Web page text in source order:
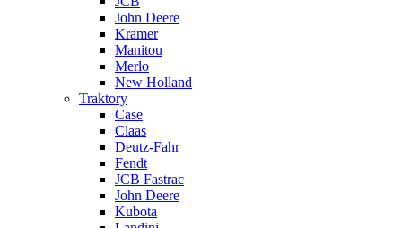
John Deere
Kramer
Manitou
Merlo
New Holland
Traktory
Case
Claas
Deutz-Fahr
Fendt
JCB Fastrac
John Deere
Kubota